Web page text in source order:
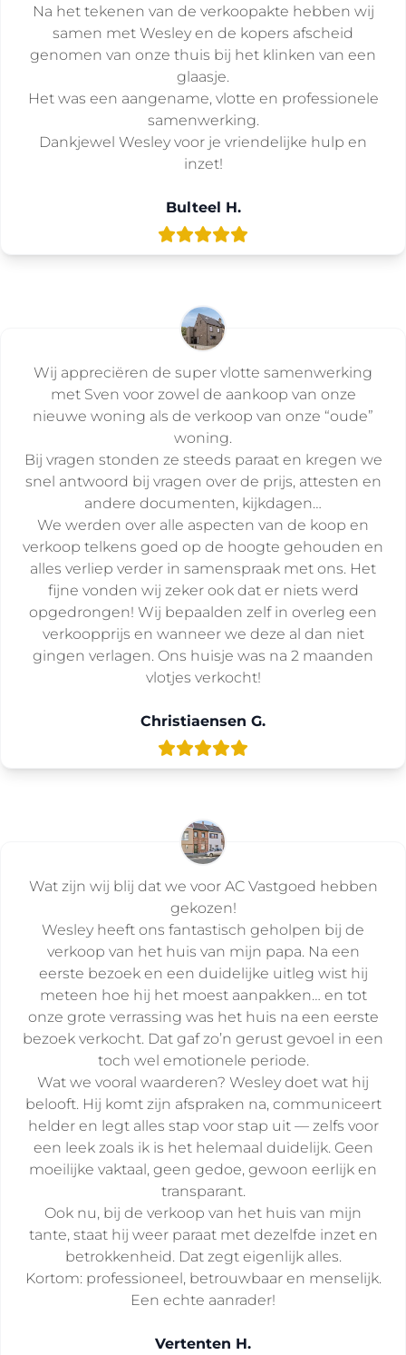
Na het tekenen van de verkoopakte hebben wij
samen met Wesley en de kopers afscheid
genomen van onze thuis bij het klinken van een
glaasje.
Het was een aangename, vlotte en professionele
samenwerking.
Dankjewel Wesley voor je vriendelijke hulp en
inzet!
Bulteel H.
Wij appreciëren de super vlotte samenwerking
met Sven voor zowel de aankoop van onze
nieuwe woning als de verkoop van onze “oude”
woning.
Bij vragen stonden ze steeds paraat en kregen we
snel antwoord bij vragen over de prijs, attesten en
andere documenten, kijkdagen…
We werden over alle aspecten van de koop en
verkoop telkens goed op de hoogte gehouden en
alles verliep verder in samenspraak met ons. Het
fijne vonden wij zeker ook dat er niets werd
opgedrongen! Wij bepaalden zelf in overleg een
verkoopprijs en wanneer we deze al dan niet
gingen verlagen. Ons huisje was na 2 maanden
vlotjes verkocht!
Christiaensen G.
Wat zijn wij blij dat we voor AC Vastgoed hebben
gekozen!
Wesley heeft ons fantastisch geholpen bij de
verkoop van het huis van mijn papa. Na een
eerste bezoek en een duidelijke uitleg wist hij
meteen hoe hij het moest aanpakken… en tot
onze grote verrassing was het huis na een eerste
bezoek verkocht. Dat gaf zo’n gerust gevoel in een
toch wel emotionele periode.
Wat we vooral waarderen? Wesley doet wat hij
belooft. Hij komt zijn afspraken na, communiceert
helder en legt alles stap voor stap uit — zelfs voor
een leek zoals ik is het helemaal duidelijk. Geen
moeilijke vaktaal, geen gedoe, gewoon eerlijk en
transparant.
Ook nu, bij de verkoop van het huis van mijn
tante, staat hij weer paraat met dezelfde inzet en
betrokkenheid. Dat zegt eigenlijk alles.
Kortom: professioneel, betrouwbaar en menselijk.
Een echte aanrader!
Vertenten H.